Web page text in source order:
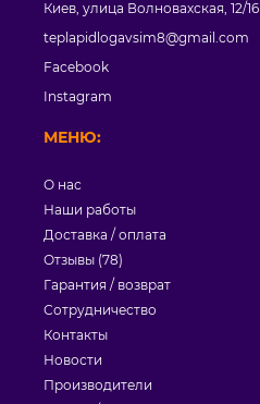
МЕНЮ:
О нас
Наши работы
Доставка / оплата
Отзывы (78)
Гарантия / возврат
Сотрудничество
Контакты
Новости
Производители
Киев, улица Волновахская, 12/16
teplapidlogavsim8@gmail.com
Facebook
Instagram